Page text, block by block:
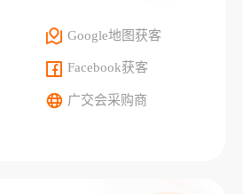
Google地图获客
Facebook获客
广交会采购商